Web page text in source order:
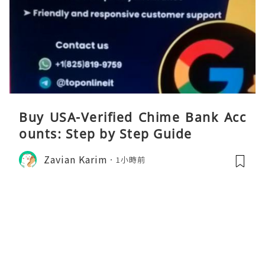
Buy USA-Verified Chime Bank Acc
ounts: Step by Step Guide
Zavian Karim 1小時前